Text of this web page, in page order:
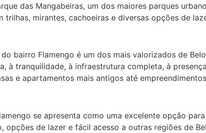
das Mangabeiras, um dos maiores parques
trilhas, mirantes, cachoeiras e diversas opções de
bairro Flamengo é um dos mais valorizados de
à tranquilidade, à infraestrutura completa, à
e apartamentos mais antigos até
se apresenta como uma excelente opção
opções de lazer e fácil acesso a outras regiões de